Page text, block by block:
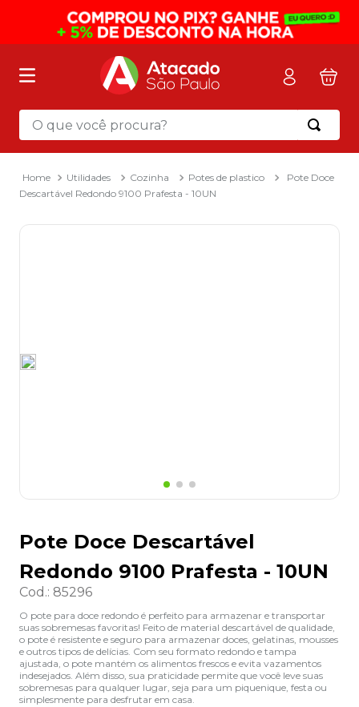
O que você procura?
Utilidades Cozinha Potes de plastico
Pote Doce
Descartável Redondo 9100 Prafesta - 10UN
Pote Doce Descartável
Redondo 9100 Prafesta - 10UN
Cod.: 85296
O pote para doce redondo é perfeito para armazenar e transportar
suas sobremesas favoritas! Feito de material descartável de qualidade,
o pote é resistente e seguro para armazenar doces, gelatinas, mousses
e outros tipos de delícias. Com seu formato redondo e tampa
ajustada, o pote mantém os alimentos frescos e evita vazamentos
indesejados. Além disso, sua praticidade permite que você leve suas
sobremesas para qualquer lugar, seja para um piquenique, festa ou
simplesmente para desfrutar em casa.
Termos mais buscados
mochila
2º sacola
3º mala
8